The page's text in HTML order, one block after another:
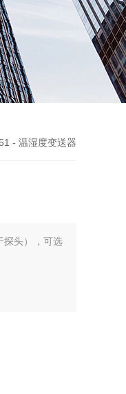
- 温湿度变送器
探头），可选